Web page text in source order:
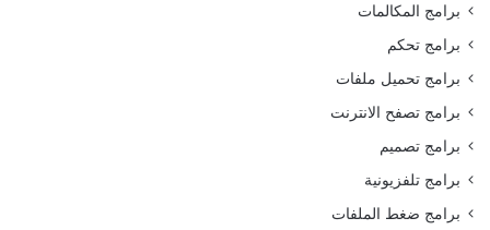
برامج المكالمات
برامج تحكم
برامج تحميل ملفات
برامج تصفح الانترنت
برامج تصميم
برامج تلفزيونية
برامج ضغط الملفات